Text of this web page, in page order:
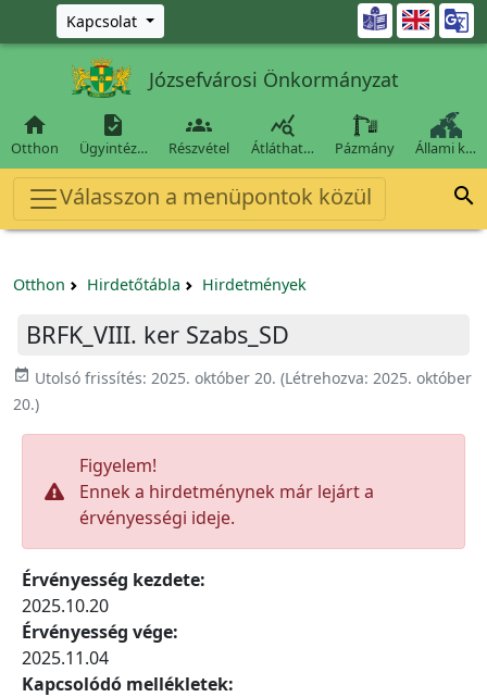
Ugrás a fő tartalomra
Kapcsolat 
Józsefvárosi Önkormányzat

Otthon

Ügyintéz…

Részvétel

Átláthat… Pázmány Állami k…
Válasszon a menüpontok közül 
Otthon Hirdetőtábla Hirdetmények
BRFK_VIII. ker Szabs_SD
event_available Utolsó frissítés: 2025. október 20. (Létrehozva: 2025. október
20.)
Figyelem!
Ennek a hirdetménynek már lejárt a
érvényességi ideje.
Érvényesség kezdete:
2025.10.20
Érvényesség vége:
2025.11.04
Kapcsolódó mellékletek: